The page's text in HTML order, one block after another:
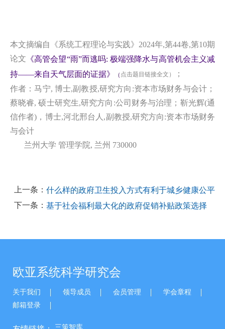
本文摘编自《系统工程理论与实践》2024年,第44卷,第10期
论文 《高管会望“雨”而逃吗: 极端强降水与高管机会主义减
持——来自天气层面的证据》
（ 点击题目链接全文）
；
作者：马宁, 博士,副教授,研究方向:资本市场财务与会计；
蔡晓睿, 硕士研究生,研究方向:公司财务与治理；靳光辉(通
信作者)，博士,河北邢台人,副教授,研究方向:资本市场财务
与会计
兰州大学 管理学院, 兰州 730000
上一条： 什么样的政府卫生投入方式有利于城乡健康公平
下一条： 基于社会福利最大化的政府促销补贴政策选择
欧亚系统科学研究会
关于我们 领导成员 会员管理
学会章程
邮箱登录
三策智库